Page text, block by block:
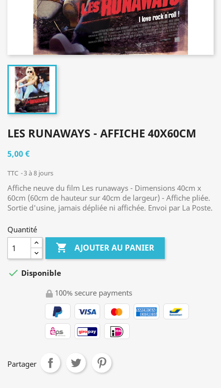
LES RUNAWAYS - AFFICHE 40X60CM
5,00 €
TTC 3 à 8 jours
Affiche neuve du film Les runaways - Dimensions 40cm x
60cm (60cm de hauteur sur 40cm de largeur) - Affiche pliée.
Sortie d'usine, jamais dépliée ni affichée. Envoi par La Poste.
Quantité
 AJOUTER AU PANIER
 Disponible
100% secure payments
Partager